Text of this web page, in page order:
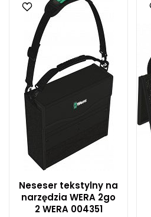
Neseser tekstylny na
narzędzia WERA 2go
2 WERA 004351